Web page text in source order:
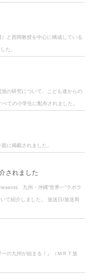
と西岡教授を中心に構成している
た。
の研究について、こども達からの
ての小学生に配布されました。
に掲載されました。
されました
九州・沖縄“世界一”ラボラ
て紹介しました。 放送日/放送局
の九州が始まる！』（ＭＲＴ放